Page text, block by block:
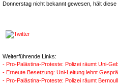
Donnerstag nicht bekannt gewesen, hält diese
Weiterführende Links:
- Pro-Palästina-Proteste: Polizei räumt Uni-
- Erneute Besetzung: Uni-Leitung lehnt
- Pro-Palästina-Proteste: Polizei räumt